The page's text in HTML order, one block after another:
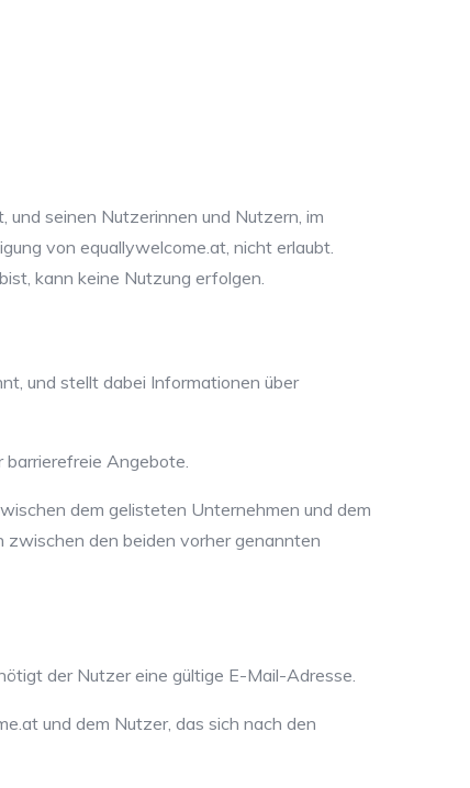
seinen Nutzerinnen und Nutzern, im
von equallywelcome.at, nicht erlaubt.
kann keine Nutzung erfolgen.
und stellt dabei Informationen über
Angebote.
dem gelisteten Unternehmen und dem
zwischen den beiden vorher genannten
der Nutzer eine gültige E-Mail-Adresse.
und dem Nutzer, das sich nach den